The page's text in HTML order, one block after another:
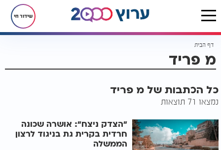
שידור חי
דף הבית
מ פריד
כל הכתבות של מ פריד
נמצאו 71 תוצאות
"הצדק ניצח": אושרה שכונה
חרדית בקרית גת בניגוד לרצון
הממשלה